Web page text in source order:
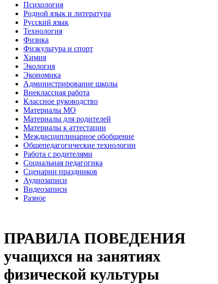
Психология
Родной язык и литература
Русский язык
Технология
Физика
Физкультура и спорт
Химия
Экология
Экономика
Администрирование школы
Внеклассная работа
Классное руководство
Материалы МО
Материалы для родителей
Материалы к аттестации
Междисциплинарное обобщение
Общепедагогические технологии
Работа с родителями
Социальная педагогика
Сценарии праздников
Аудиозаписи
Видеозаписи
Разное
ПРАВИЛА ПОВЕДЕНИЯ
учащихся на занятиях
физической культуры